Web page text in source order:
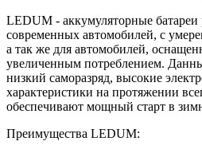
LEDUM - аккумуляторные батареи
современных автомобилей, с
а так же для автомобилей,
увеличенным потреблением.
низкий саморазряд, высокие
характеристики на протяжении
обеспечивают мощный старт в
Преимущества LEDUM: